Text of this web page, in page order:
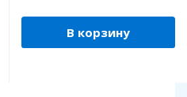
В корзину